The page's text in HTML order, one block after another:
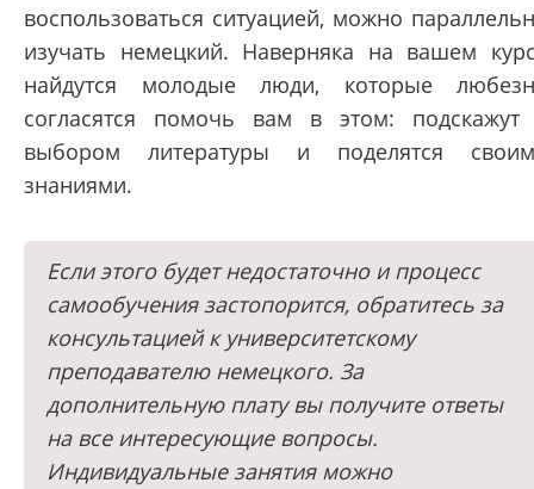
воспользоваться ситуацией, можно
изучать немецкий. Наверняка на вашем
найдутся молодые люди, которые
согласятся помочь вам в этом: подскажут
выбором литературы и поделятся
знаниями.
Если этого будет недостаточно и процесс
самообучения застопорится, обратитесь за
консультацией к университетскому
преподавателю немецкого. За
дополнительную плату вы получите ответы
на все интересующие вопросы.
Индивидуальные занятия можно